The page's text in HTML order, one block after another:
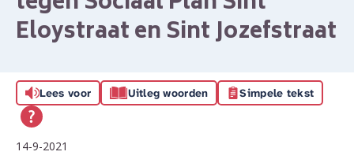
Eloystraat en Sint Jozefstraat
Lees voor Uitleg woorden Simpele tekst
14-9-2021